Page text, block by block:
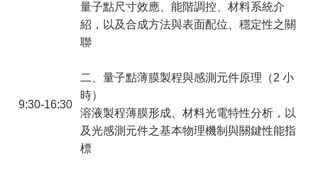
9:30-16:30
量子點尺寸效應、能階調控、材料系統介
紹，以及合成方法與表面配位、穩定性之關
聯
二、量子點薄膜製程與感測元件原理（2 小
時）
溶液製程薄膜形成、材料光電特性分析，以
及光感測元件之基本物理機制與關鍵性能指
標